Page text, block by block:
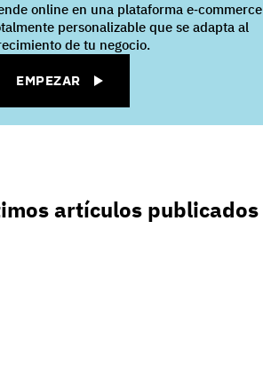
online en una plataforma e‑commerce
personalizable que se adapta al
de tu negocio.
EMPEZAR
artículos publicados